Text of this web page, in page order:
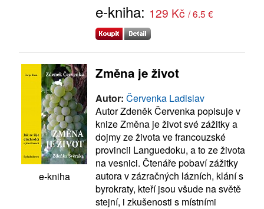
e-kniha: 129 Kč / 6.5 €
e-kniha
Změna je život
Autor: Červenka Ladislav
Autor Zdeněk Červenka popisuje v
knize Změna je život své zážitky a
dojmy ze života ve francouzské
provincii Languedoku, a to ze života
na vesnici. Čtenáře pobaví zážitky
autora v zázračných lázních, klání s
byrokraty, kteří jsou všude na světě
stejní, i zkušenosti s místními